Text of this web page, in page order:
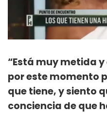
“Está muy metida
por este momento
que tiene, y siento
conciencia de que